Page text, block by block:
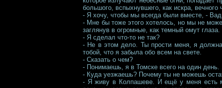
большого, вспыхнувшего, как искра, вечного
- Я хочу, чтобы мы всегда были вместе, -
- Мне бы тоже этого хотелось, но мы не
заглянув в огромные, как темный омут глаза.
- Я сделал что-то не так?
- Не в этом дело. Ты прости меня, я
тобой, что я забыла обо всем на свете.
- Сказать о чем?
- Понимаешь, я в Томске всего на один
- Куда уезжаешь? Почему ты не можешь
- Я живу в Колпашеве. И ещё у меня есть